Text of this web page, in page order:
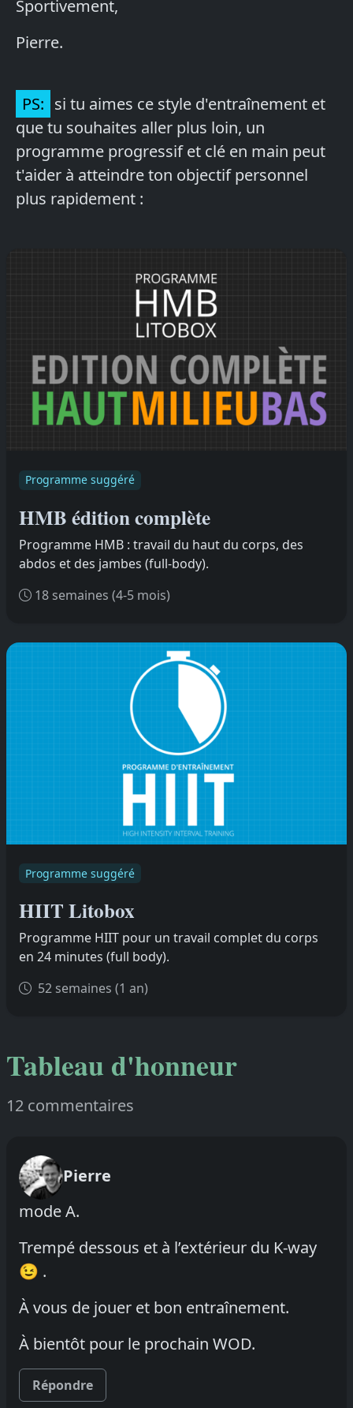
Sportivement,
Pierre.
PS: si tu aimes ce style d'entraînement et
que tu souhaites aller plus loin, un
programme progressif et clé en main peut
t'aider à atteindre ton objectif personnel
plus rapidement :
Programme suggéré
HMB édition complète
Programme HMB : travail du haut du corps, des
abdos et des jambes (full-body).
18 semaines (4-5 mois)
Programme suggéré
HIIT Litobox
Programme HIIT pour un travail complet du corps
en 24 minutes (full body).
52 semaines (1 an)
Tableau d'honneur
12 commentaires
Pierre
mode A.
Trempé dessous et à l’extérieur du K-way
😉 .
À vous de jouer et bon entraînement.
À bientôt pour le prochain WOD.
Répondre